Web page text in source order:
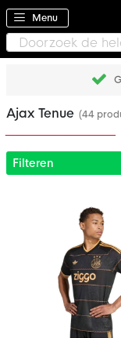
Menu
Ajax Tenue (44
Filteren